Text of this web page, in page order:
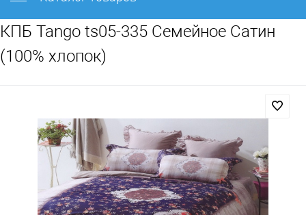
КПБ Tango ts05-335 Семейное Сатин
(100% хлопок)